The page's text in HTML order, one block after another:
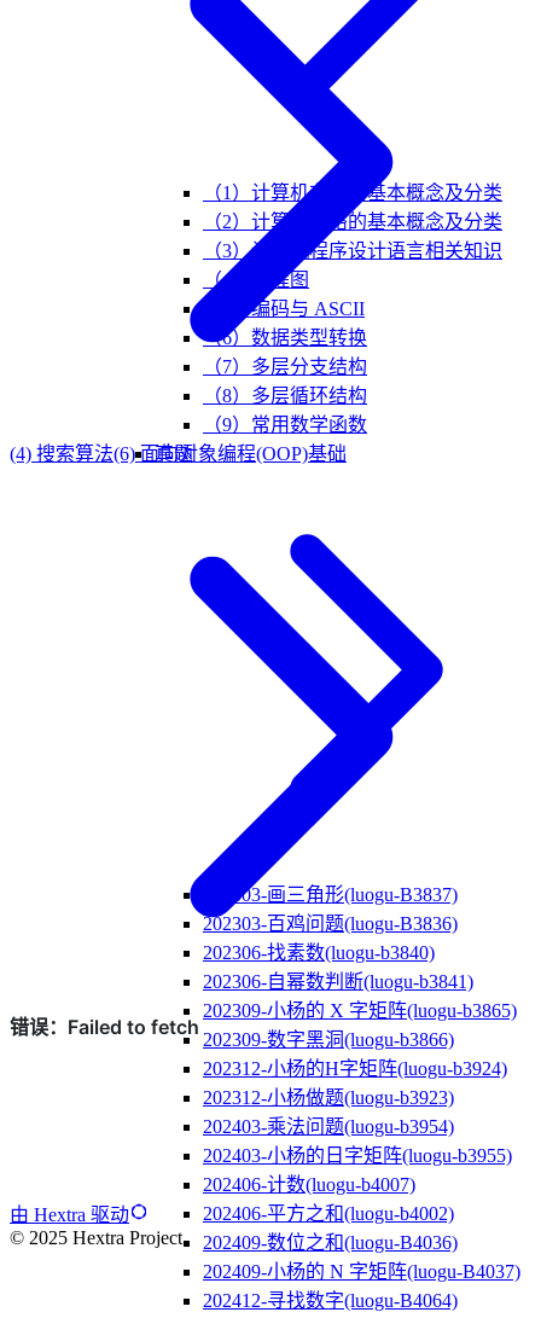
（1）计算机存储的基本概念及分类
（2）计算机网络的基本概念及分类
（3）计算机程序设计语言相关知识
（4）流程图
（5）编码与 ASCII
（6）数据类型转换
（7）多层分支结构
（8）多层循环结构
（9）常用数学函数
真题
202303-画三角形(luogu-B3837)
202303-百鸡问题(luogu-B3836)
202306-找素数(luogu-b3840)
202306-自幂数判断(luogu-b3841)
202309-小杨的 X 字矩阵(luogu-b3865)
202309-数字黑洞(luogu-b3866)
202312-小杨的H字矩阵(luogu-b3924)
202312-小杨做题(luogu-b3923)
202403-乘法问题(luogu-b3954)
202403-小杨的日字矩阵(luogu-b3955)
202406-计数(luogu-b4007)
202406-平方之和(luogu-b4002)
202409-数位之和(luogu-B4036)
202409-小杨的 N 字矩阵(luogu-B4037)
202412-寻找数字(luogu-B4064)
(4) 搜索算法(6) 面向对象编程(OOP)基础
由 Hextra 驱动
© 2025 Hextra Project.